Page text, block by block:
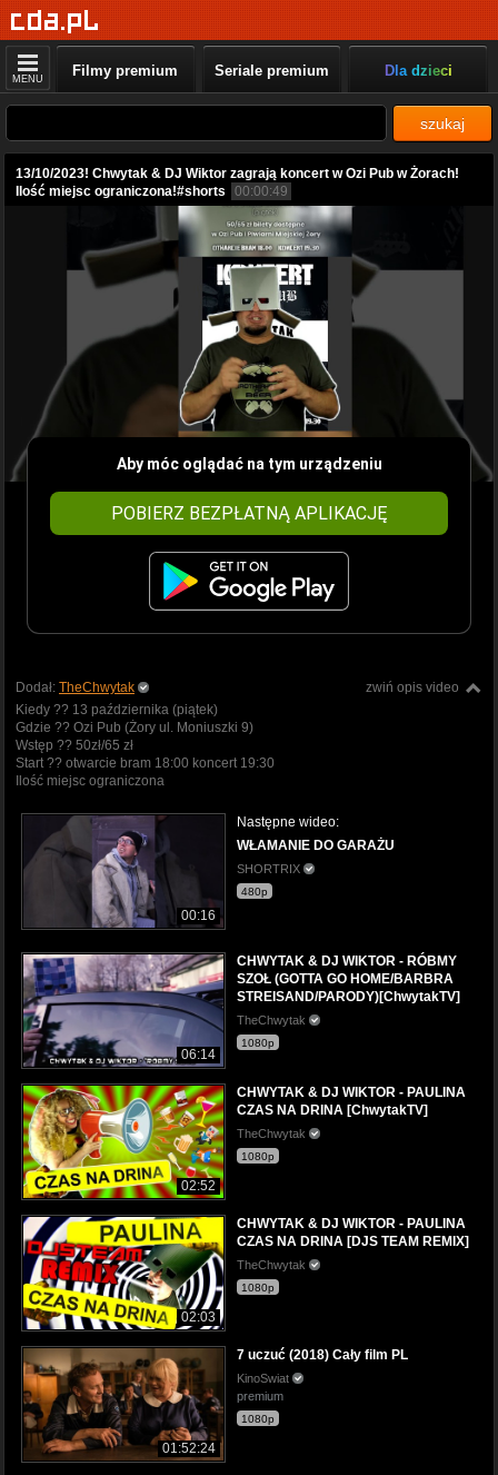
MENU Filmy premium Seriale premium Dla dzieci
szukaj
13/10/2023! Chwytak & DJ Wiktor zagrają koncert w Ozi Pub w Żorach!
Ilość miejsc ograniczona!#shorts
00:00:49
Aby móc oglądać na tym urządzeniu
POBIERZ BEZPŁATNĄ APLIKACJĘ
zwiń opis video
Dodał: TheChwytak
Kiedy ?? 13 października (piątek)
Gdzie ?? Ozi Pub (Żory ul. Moniuszki 9)
Wstęp ?? 50zł/65 zł
Start ?? otwarcie bram 18:00 koncert 19:30
Ilość miejsc ograniczona
00:16
Następne wideo:
WŁAMANIE DO GARAŻU
SHORTRIX
480p
06:14
CHWYTAK & DJ WIKTOR - RÓBMY
SZOŁ (GOTTA GO HOME/BARBRA
STREISAND/PARODY)[ChwytakTV]
TheChwytak
1080p
02:52
CHWYTAK & DJ WIKTOR - PAULINA
CZAS NA DRINA [ChwytakTV]
TheChwytak
1080p
02:03
CHWYTAK & DJ WIKTOR - PAULINA
CZAS NA DRINA [DJS TEAM REMIX]
TheChwytak
1080p
01:52:24
7 uczuć (2018) Cały film PL
KinoSwiat
premium
1080p